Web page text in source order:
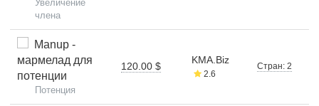
Увеличение
члена
Manup -
мармелад для
потенции
Потенция
120.00 $
KMA.Biz
2.6
Стран: 2